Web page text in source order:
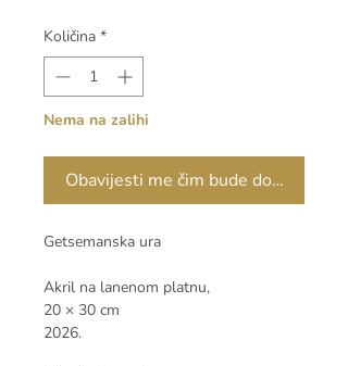
Količina *
Nema na zalihi
Obavijesti me čim bude dostupno
Getsemanska ura
Akril na lanenom platnu,
20 × 30 cm
2026.